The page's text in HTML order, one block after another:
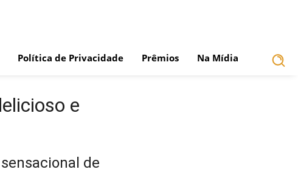
Política de Privacidade Prêmios Na Mídia
e
de